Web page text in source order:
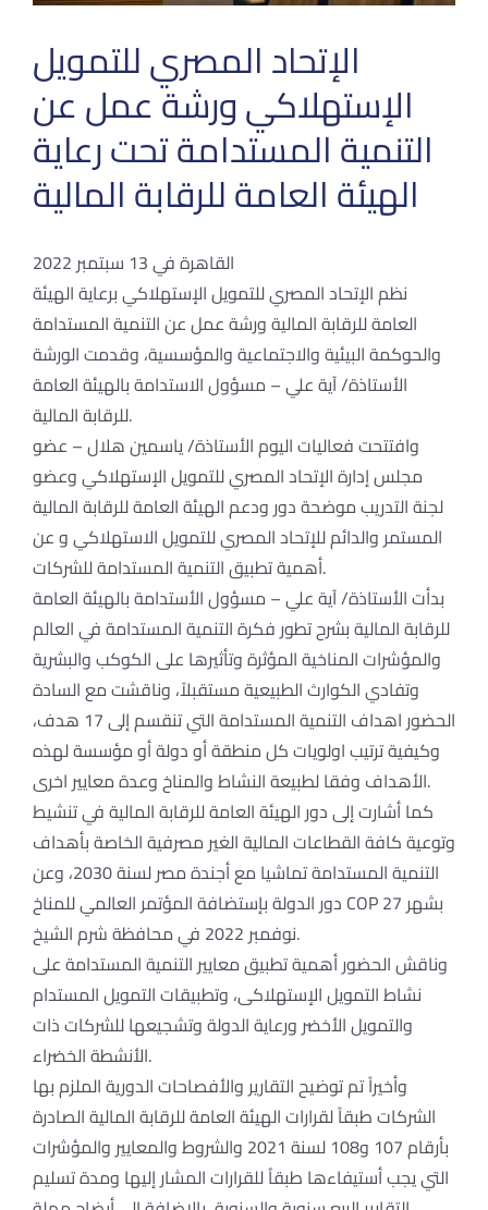
الإتحاد المصري للتمويل
الإستهلاكي ورشة عمل عن
التنمية المستدامة تحت رعاية
الهيئة العامة للرقابة المالية
القاهرة في 13 سبتمبر 2022
نظم الإتحاد المصري للتمويل الإستهلاكي برعاية الهيئة
العامة للرقابة المالية ورشة عمل عن التنمية المستدامة
والحوكمة البيئية والاجتماعية والمؤسسية، وقدمت الورشة
الأستاذة/ آية علي – مسؤول الاستدامة بالهيئة العامة
للرقابة المالية.
وافتتحت فعاليات اليوم الأستاذة/ ياسمين هلال – عضو
مجلس إدارة الإتحاد المصري للتمويل الإستهلاكي وعضو
لجنة التدريب موضحة دور ودعم الهيئة العامة للرقابة المالية
المستمر والدائم للإتحاد المصري للتمويل الاستهلاكي و عن
أهمية تطبيق التنمية المستدامة للشركات.
بدأت الأستاذة/ آية علي – مسؤول الأستدامة بالهيئة العامة
للرقابة المالية بشرح تطور فكرة التنمية المستدامة في العالم
والمؤشرات المناخية المؤثرة وتأثيرها على الكوكب والبشرية
وتفادي الكوارث الطبيعية مستقبلاً، وناقشت مع السادة
الحضور اهداف التنمية المستدامة التي تنقسم إلى 17 هدف،
وكيفية ترتيب اولويات كل منطقة أو دولة أو مؤسسة لهذه
الأهداف وفقا لطبيعة النشاط والمناخ وعدة معايير اخرى.
كما أشارت إلى دور الهيئة العامة للرقابة المالية في تنشيط
وتوعية كافة القطاعات المالية الغير مصرفية الخاصة بأهداف
التنمية المستدامة تماشيا مع أجندة مصر لسنة 2030، وعن
دور الدولة بإستضافة المؤتمر العالمي للمناخ COP 27 بشهر
نوفمبر 2022 في محافظة شرم الشيخ.
وناقش الحضور أهمية تطبيق معايير التنمية المستدامة على
نشاط التمويل الإستهلاكى، وتطبيقات التمويل المستدام
والتمويل الأخضر ورعاية الدولة وتشجيعها للشركات ذات
الأنشطة الخضراء.
وأخيراً تم توضيح التقارير والأفصاحات الدورية الملزم بها
الشركات طبقاً لقرارات الهيئة العامة للرقابة المالية الصادرة
بأرقام 107 و108 لسنة 2021 والشروط والمعايير والمؤشرات
التي يجب أستيفاءها طبقاُ للقرارات المشار إليها ومدة تسليم